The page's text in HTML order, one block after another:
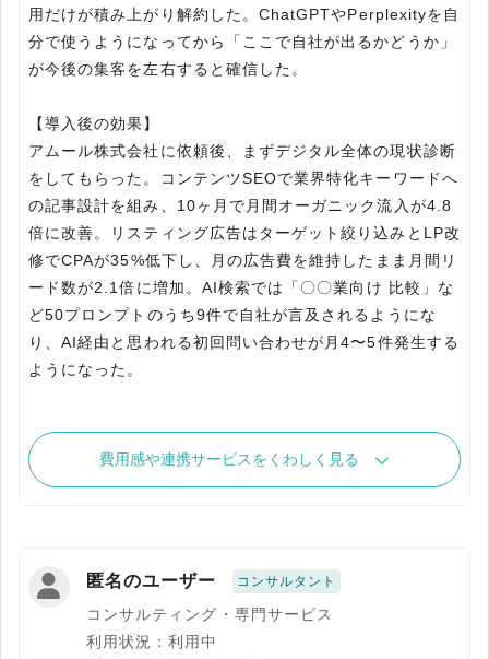
用だけが積み上がり解約した。ChatGPTやPerplexityを自
分で使うようになってから「ここで自社が出るかどうか」
が今後の集客を左右すると確信した。
【導入後の効果】
アムール株式会社に依頼後、まずデジタル全体の現状診断
をしてもらった。コンテンツSEOで業界特化キーワードへ
の記事設計を組み、10ヶ月で月間オーガニック流入が4.8
倍に改善。リスティング広告はターゲット絞り込みとLP改
修でCPAが35%低下し、月の広告費を維持したまま月間リ
ード数が2.1倍に増加。AI検索では「〇〇業向け 比較」な
ど50プロンプトのうち9件で自社が言及されるようにな
り、AI経由と思われる初回問い合わせが月4〜5件発生する
ようになった。
費用感や連携サービスをくわしく見る
匿名のユーザー コンサルタント
コンサルティング・専門サービス
利用状況：利用中